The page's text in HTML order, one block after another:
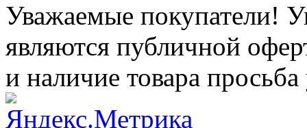
Уважаемые покупатели!
являются публичной
и наличие товара